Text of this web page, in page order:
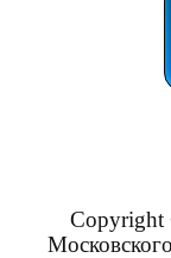
Copyright